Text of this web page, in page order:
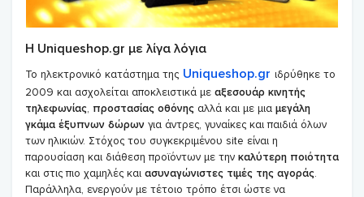
Η Uniqueshop.gr με λίγα λόγια
Το ηλεκτρονικό κατάστημα της Uniqueshop.gr ιδρύθηκε το
2009 και ασχολείται αποκλειστικά με αξεσουάρ κινητής
τηλεφωνίας, προστασίας οθόνης αλλά και με μια μεγάλη
γκάμα έξυπνων δώρων για άντρες, γυναίκες και παιδιά όλων
των ηλικιών. Στόχος του συγκεκριμένου site είναι η
παρουσίαση και διάθεση προϊόντων με την καλύτερη ποιότητα
και στις πιο χαμηλές και ασυναγώνιστες τιμές της αγοράς.
Παράλληλα, ενεργούν με τέτοιο τρόπο έτσι ώστε να